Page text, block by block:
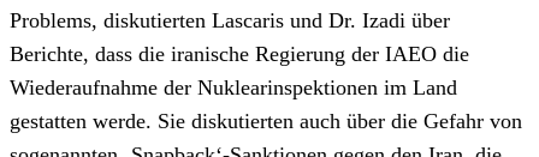
Problems, diskutierten Lascaris und Dr. Izadi über
Berichte, dass die iranische Regierung der IAEO die
Wiederaufnahme der Nuklearinspektionen im Land
gestatten werde. Sie diskutierten auch über die Gefahr von